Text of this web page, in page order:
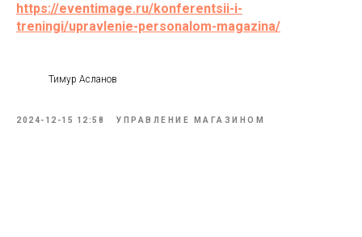
https://eventimage.ru/konferentsii-i-
treningi/upravlenie-personalom-magazina/
Тимур Асланов
2024-12-15 12:58 УПРАВЛЕНИЕ МАГАЗИНОМ